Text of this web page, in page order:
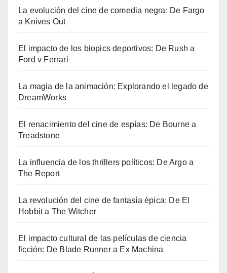
La evolución del cine de comedia negra: De Fargo
a Knives Out
El impacto de los biopics deportivos: De Rush a
Ford v Ferrari
La magia de la animación: Explorando el legado de
DreamWorks
El renacimiento del cine de espías: De Bourne a
Treadstone
La influencia de los thrillers políticos: De Argo a
The Report
La revolución del cine de fantasía épica: De El
Hobbit a The Witcher
El impacto cultural de las películas de ciencia
ficción: De Blade Runner a Ex Machina